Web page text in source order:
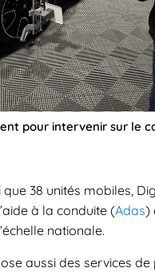
pour intervenir sur le
38 unités mobiles,
à la conduite (Adas)
nationale.
aussi des services